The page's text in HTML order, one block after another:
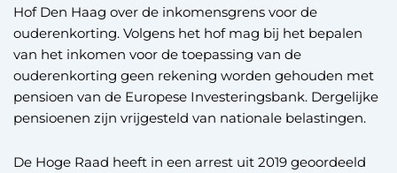
Hof Den Haag over de inkomensgrens voor de
ouderenkorting. Volgens het hof mag bij het bepalen
van het inkomen voor de toepassing van de
ouderenkorting geen rekening worden gehouden met
pensioen van de Europese Investeringsbank. Dergelijke
pensioenen zijn vrijgesteld van nationale belastingen.
De Hoge Raad heeft in een arrest uit 2019 geoordeeld